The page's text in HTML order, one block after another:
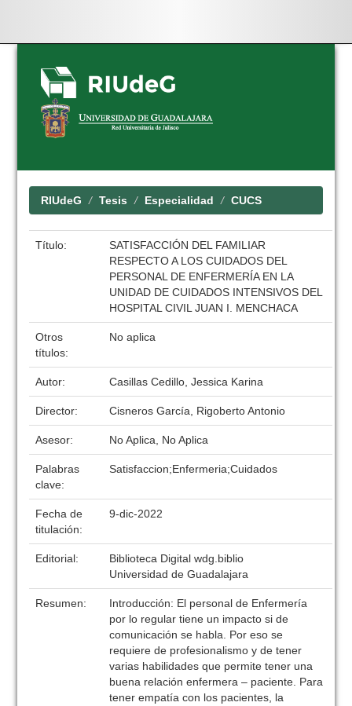
Skip
navigation
RIUdeG Tesis Especialidad CUCS
Título:
SATISFACCIÓN DEL FAMILIAR
RESPECTO A LOS CUIDADOS DEL
PERSONAL DE ENFERMERÍA EN LA
UNIDAD DE CUIDADOS INTENSIVOS DEL
HOSPITAL CIVIL JUAN I. MENCHACA
Otros
títulos:
No aplica
Autor: Casillas Cedillo, Jessica Karina
Director: Cisneros García, Rigoberto Antonio
Asesor: No Aplica, No Aplica
Palabras
clave:
Satisfaccion;Enfermeria;Cuidados
Fecha de
titulación:
9-dic-2022
Editorial:
Biblioteca Digital wdg.biblio
Universidad de Guadalajara
Resumen:
Introducción: El personal de Enfermería
por lo regular tiene un impacto si de
comunicación se habla. Por eso se
requiere de profesionalismo y de tener
varias habilidades que permite tener una
buena relación enfermera – paciente. Para
tener empatía con los pacientes, la